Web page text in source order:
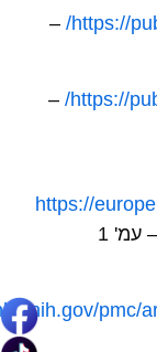
https://
–
https://
–
https://
– עמ' 1
pmc/